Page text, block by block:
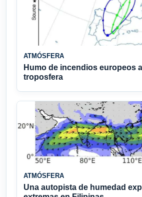
ATMÓSFERA
Humo de incendios europeos
troposfera
ATMÓSFERA
Una autopista de humedad